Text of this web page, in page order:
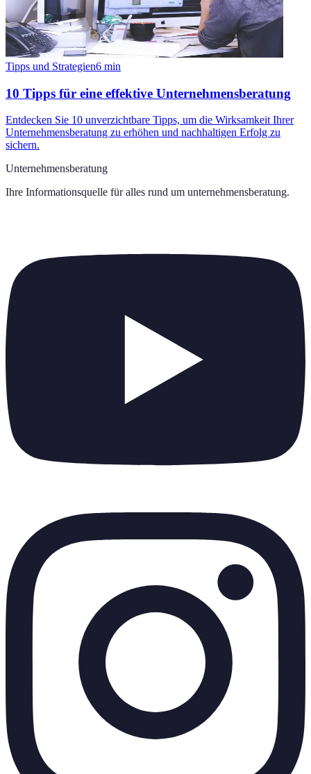
Tipps und Strategien6 min
10 Tipps für eine effektive Unternehmensberatung
Entdecken Sie 10 unverzichtbare Tipps, um die Wirksamkeit Ihrer
Unternehmensberatung zu erhöhen und nachhaltigen Erfolg zu
sichern.
Unternehmensberatung
Ihre Informationsquelle für alles rund um unternehmensberatung.